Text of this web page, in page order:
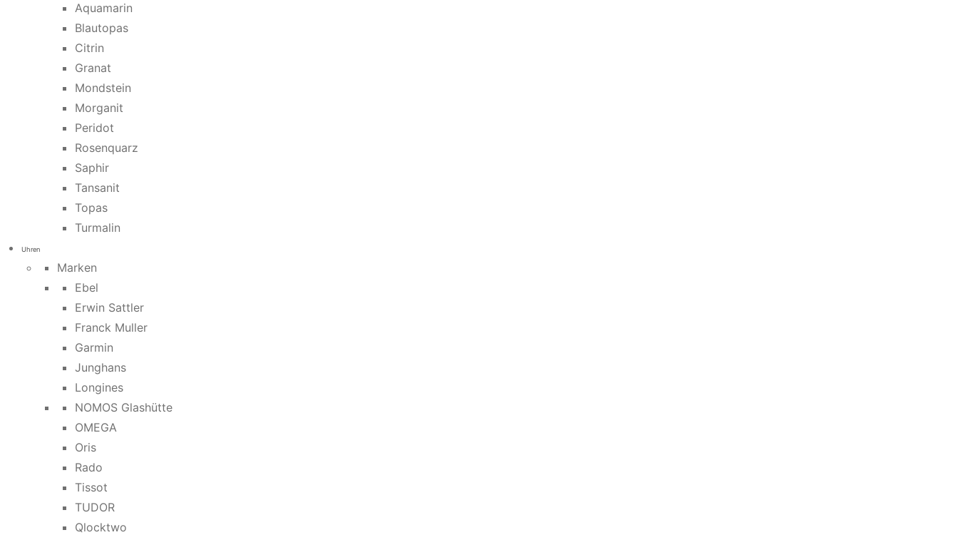
Aquamarin
Blautopas
Citrin
Granat
Mondstein
Morganit
Peridot
Rosenquarz
Saphir
Tansanit
Topas
Turmalin
Uhren
Marken
Ebel
Erwin Sattler
Franck Muller
Garmin
Junghans
Longines
NOMOS Glashütte
OMEGA
Oris
Rado
Tissot
TUDOR
Qlocktwo